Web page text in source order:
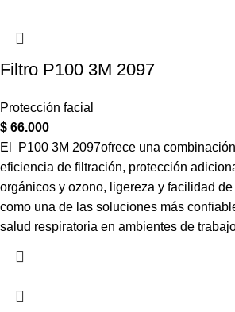
Filtro P100 3M 2097
Protección facial
$ 66.000
El P100 3M 2097ofrece una
eficiencia de filtración, protección
orgánicos y ozono, ligereza y facilidad
como una de las soluciones más
salud respiratoria en ambientes de